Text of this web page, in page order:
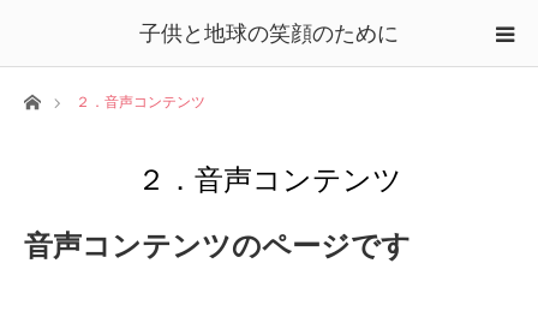
子供と地球の笑顔のために
ホーム２．音声コンテンツ
２．音声コンテンツ
音声コンテンツのページです